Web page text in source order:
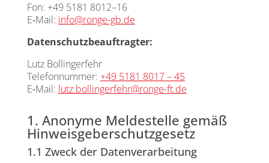
Fon: +49 5181 8012–16
E‑Mail: info@ronge-gb.de
Daten­schutz­be­auf­trag­ter:
Lutz Bol­lin­ger­fehr
Tele­fon­num­mer: +49 5181 8017 – 45
E‑Mail: lutz.bollingerfehr@ronge-ft.de
1. Anonyme Meldestelle gemäß
Hinweisgeberschutzgesetz
1.1 Zweck der Datenverarbeitung